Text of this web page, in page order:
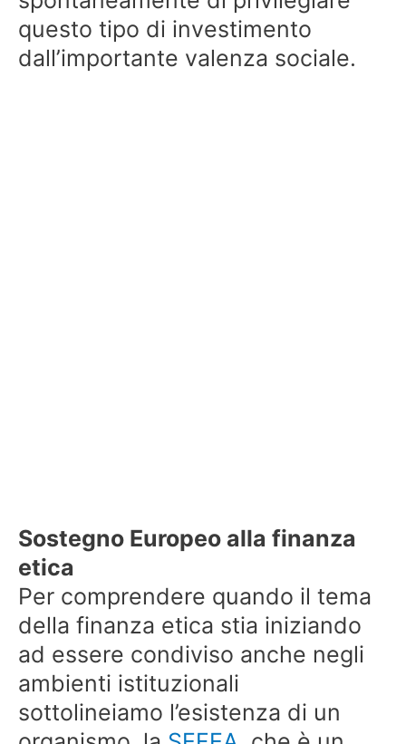
questo tipo di investimento
dall’importante valenza sociale.
Sostegno Europeo alla finanza
etica
Per comprendere quando il tema
della finanza etica stia iniziando
ad essere condiviso anche negli
ambienti istituzionali
sottolineiamo l’esistenza di un